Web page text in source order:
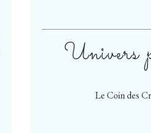
Univers
Le Coin des